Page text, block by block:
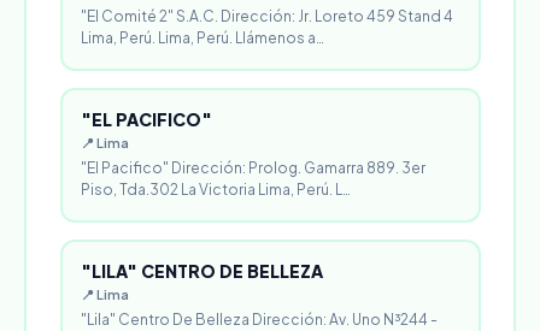
"El Comité 2" S.A.C. Dirección: Jr. Loreto 459 Stand 4
Lima, Perú. Lima, Perú. Llámenos a…
"EL PACIFICO"
📍 Lima
"El Pacifico" Dirección: Prolog. Gamarra 889. 3er
Piso, Tda.302 La Victoria Lima, Perú. L…
"LILA" CENTRO DE BELLEZA
📍 Lima
"Lila" Centro De Belleza Dirección: Av. Uno N³244 -